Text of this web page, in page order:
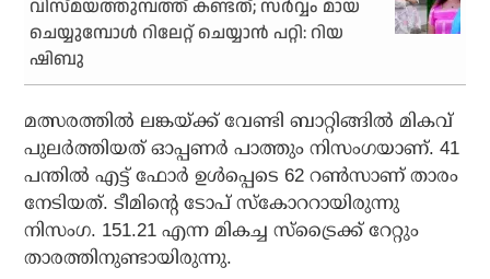
വിസ്മയത്തുമ്പത്ത് കണ്ടത്; സര്‍വ്വം മായ
ചെയ്യുമ്പോള്‍ റിലേറ്റ് ചെയ്യാന്‍ പറ്റി: റിയ
ഷിബു
മത്സരത്തില്‍ ലങ്കയ്ക്ക് വേണ്ടി ബാറ്റിങ്ങില്‍ മികവ്
പുലര്‍ത്തിയത് ഓപ്പണര്‍ പാത്തും നിസംഗയാണ്. 41
പന്തില്‍ എട്ട് ഫോര്‍ ഉള്‍പ്പെടെ 62 റണ്‍സാണ് താരം
നേടിയത്. ടീമിന്റെ ടോപ് സ്‌കോററായിരുന്നു
നിസംഗ. 151.21 എന്ന മികച്ച സ്ട്രൈക്ക് റേറ്റും
താരത്തിനുണ്ടായിരുന്നു.